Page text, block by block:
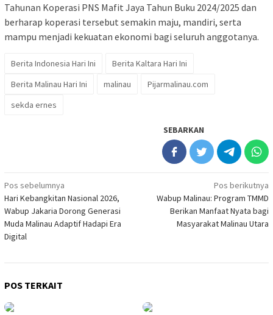
Tahunan Koperasi PNS Mafit Jaya Tahun Buku 2024/2025 dan
berharap koperasi tersebut semakin maju, mandiri, serta
mampu menjadi kekuatan ekonomi bagi seluruh anggotanya.
Berita Indonesia Hari Ini
Berita Kaltara Hari Ini
Berita Malinau Hari Ini
malinau
Pijarmalinau.com
sekda ernes
SEBARKAN
Navigasi
pos
Pos sebelumnya
Hari Kebangkitan Nasional 2026,
Wabup Jakaria Dorong Generasi
Muda Malinau Adaptif Hadapi Era
Digital
Pos berikutnya
Wabup Malinau: Program TMMD
Berikan Manfaat Nyata bagi
Masyarakat Malinau Utara
POS TERKAIT